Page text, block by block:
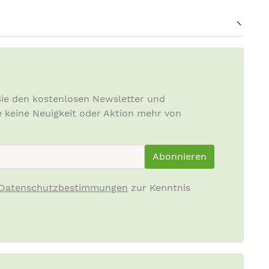
den kostenlosen Newsletter und
keine Neuigkeit oder Aktion mehr von
Abonnieren
zur Kenntnis